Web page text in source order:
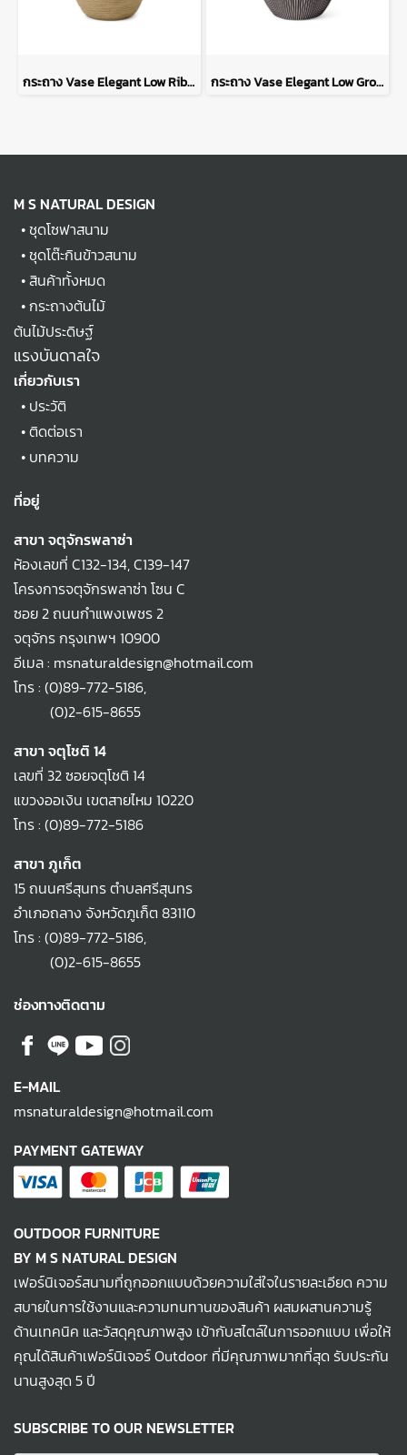
กระถาง Vase Elegant Low Rib NL 46x58 - Beige กระถาง Vase Elegant Low Groove NL 46x58 - Anthracite
M S NATURAL DESIGN
•ชุดโซฟาสนาม
•ชุดโต๊ะกินข้าวสนาม
•สินค้าทั้งหมด
•กระถางต้นไม้
ต้นไม้ประดิษฐ์
แรงบันดาลใจ
เกี่ยวกับเรา
• ประวัติ
•ติดต่อเรา
• บทความ
ที่อยู่
สาขา จตุจักรพลาซ่า
ห้องเลขที่ C132-134, C139-147
โครงการจตุจักรพลาซ่า โซน C
ซอย 2 ถนนกำแพงเพชร 2
จตุจักร กรุงเทพฯ 10900
อีเมล : msnaturaldesign@hotmail.com
โทร : (0)89-772-5186,
(0)2-615-8655
สาขา จตุโชติ 14
เลขที่ 32 ซอยจตุโชติ 14
แขวงออเงิน เขตสายไหม 10220
โทร : (0)89-772-5186
สาขา ภูเก็ต
15 ถนนศรีสุนทร ตำบลศรีสุนทร
อำเภอถลาง จังหวัดภูเก็ต 83110
โทร : (0)89-772-5186,
(0)2-615-8655
ช่องทางติดตาม
E-MAIL
msnaturaldesign@hotmail.com
PAYMENT GATEWAY
OUTDOOR FURNITURE
BY M S NATURAL DESIGN
เฟอร์นิเจอร์สนามที่ถูกออกแบบด้วยความใส่ใจในรายละเอียด ความ
สบายในการใช้งานและความทนทานของสินค้า ผสมผสานความรู้
ด้านเทคนิค และวัสดุคุณภาพสูง เข้ากับสไตล์ในการออกแบบ เพื่อให้
คุณได้สินค้าเฟอร์นิเจอร์ Outdoor ที่มีคุณภาพมากที่สุด รับประกัน
นานสูงสุด 5 ปี
SUBSCRIBE TO OUR NEWSLETTER